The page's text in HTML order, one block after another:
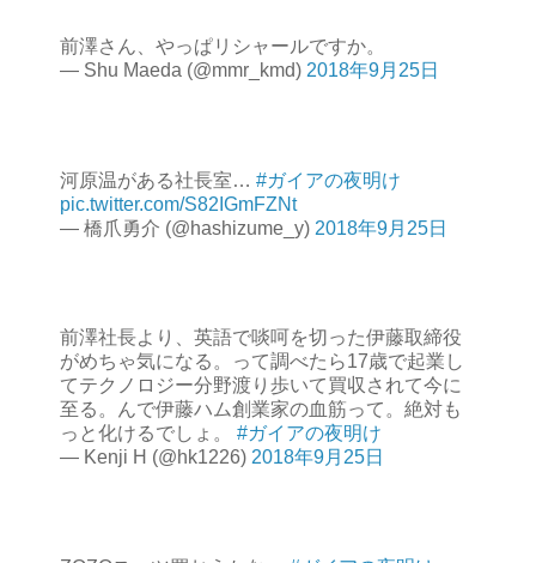
前澤さん、やっぱリシャールですか。
— Shu Maeda (@mmr_kmd) 2018年9月25日
河原温がある社長室… #ガイアの夜明け
pic.twitter.com/S82IGmFZNt
— 橋爪勇介 (@hashizume_y) 2018年9月25日
前澤社長より、英語で啖呵を切った伊藤取締役
がめちゃ気になる。って調べたら17歳で起業し
てテクノロジー分野渡り歩いて買収されて今に
至る。んで伊藤ハム創業家の血筋って。絶対も
っと化けるでしょ。 #ガイアの夜明け
— Kenji H (@hk1226) 2018年9月25日